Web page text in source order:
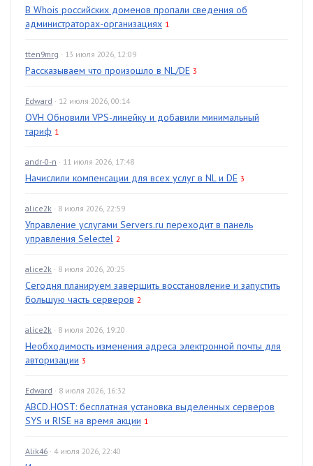
В Whois российских доменов пропали сведения об
администраторах-организациях 1
tten9mrg · 13 июля 2026, 12:09
Рассказываем что произошло в NL/DE 3
Edward · 12 июля 2026, 00:14
OVH Обновили VPS-линейку и добавили минимальный
тариф 1
andr-0-n · 11 июля 2026, 17:48
Начислили компенсации для всех услуг в NL и DE 3
alice2k · 8 июля 2026, 22:59
Управление услугами Servers.ru переходит в панель
управления Selectel 2
alice2k · 8 июля 2026, 20:25
Сегодня планируем завершить восстановление и запустить
большую часть серверов 2
alice2k · 8 июля 2026, 19:20
Необходимость изменения адреса электронной почты для
авторизации 3
Edward · 8 июля 2026, 16:32
ABCD.HOST: бесплатная установка выделенных серверов
SYS и RISE на время акции 1
Alik46 · 4 июля 2026, 22:40